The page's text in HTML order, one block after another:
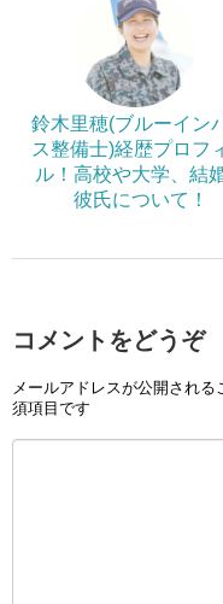
鈴木里穂(ブルーイン
ス整備士)経歴プロフ
ル！高校や大学、結
彼氏について！
コメントをどうぞ
メールアドレスが公開される
須項目です